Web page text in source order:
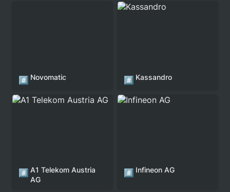
#️⃣ Novomatic
Kassandro
#️⃣ Kassandro
A1 Telekom Austria AG
#️⃣ A1 Telekom Austria
AG
Infineon AG
#️⃣ Infineon AG